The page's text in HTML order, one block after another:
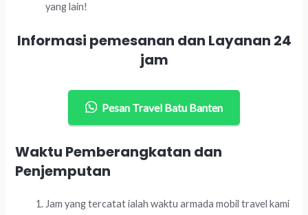
yang lain!
Informasi pemesanan dan Layanan 24
jam
Pesan Travel Batu Banten
Waktu Pemberangkatan dan
Penjemputan
Jam yang tercatat ialah waktu armada mobil travel kami